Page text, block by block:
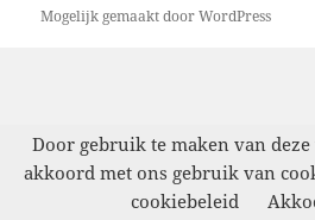
Mogelijk gemaakt door WordPress
Door gebruik te maken van deze
akkoord met ons gebruik van
cookiebeleid